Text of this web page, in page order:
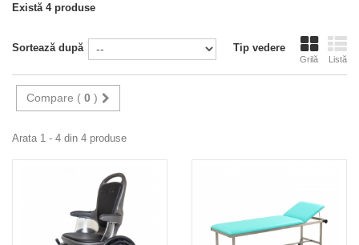
Există 4 produse
Tip vedere
Grilă Listă
Sortează după
Compare ( 0 )
Arata 1 - 4 din 4 produse